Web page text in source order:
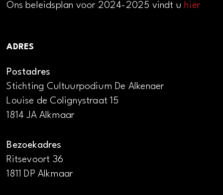
Ons beleidsplan voor 2024-2025 vindt uhier
ADRES
Postadres
Stichting Cultuurpodium De Alkenaer
Louise de Colignystraat 15
1814 JA Alkmaar
Bezoekadres
Ritsevoort 36
1811 DP Alkmaar